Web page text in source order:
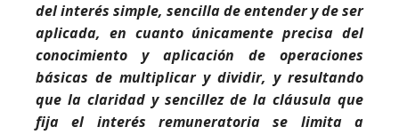
del interés simple, sencilla de entender y de ser
aplicada, en cuanto únicamente precisa del
conocimiento y aplicación de operaciones
básicas de multiplicar y dividir, y resultando
que la claridad y sencillez de la cláusula que
fija el interés remuneratoria se limita a